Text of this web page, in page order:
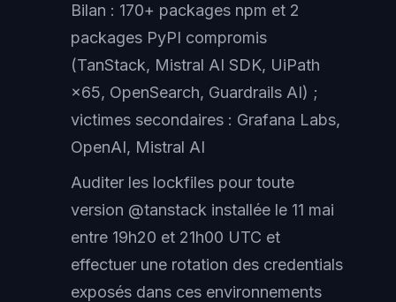
Bilan : 170+ packages npm et 2
packages PyPI compromis
(TanStack, Mistral AI SDK, UiPath
×65, OpenSearch, Guardrails AI) ;
victimes secondaires : Grafana Labs,
OpenAI, Mistral AI
Auditer les lockfiles pour toute
version @tanstack installée le 11 mai
entre 19h20 et 21h00 UTC et
effectuer une rotation des credentials
exposés dans ces environnements